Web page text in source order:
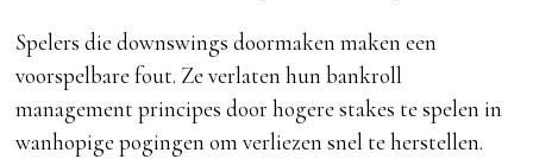
Spelers die downswings doormaken maken een
voorspelbare fout. Ze verlaten hun bankroll
management principes door hogere stakes te spelen in
wanhopige pogingen om verliezen snel te herstellen.